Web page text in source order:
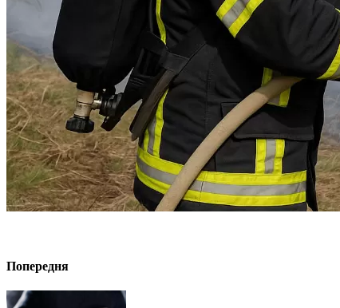
Попередня